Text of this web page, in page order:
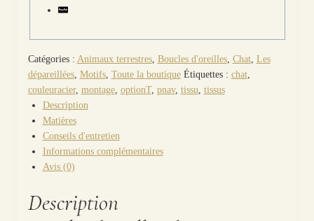
Catégories : Animaux terrestres, Boucles d'oreilles, Chat, Les
dépareillées, Motifs, Toute la boutique Étiquettes : chat,
couleuracier, montage, optionT, pnav, tissu tissus
Description
Matières
Conseils d'entretien
Informations complémentaires
Avis (0)
Description